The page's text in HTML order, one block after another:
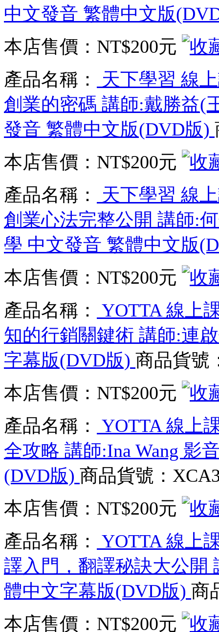
中文發音 繁體中文版
本店售價： NT$200元
產品名稱：
天下學習 線
創業的密碼 講師:戴勝益(
發音 繁體中文版(DVD版)
本店售價： NT$200元
產品名稱：
天下學習 線
創業心法完整公開 講師:
學 中文發音 繁體中文版
本店售價： NT$200元
產品名稱：
YOTTA 線上
知的行銷關鍵術 講師:連
字幕版(DVD版) 商品貨號
本店售價： NT$200元
產品名稱：
YOTTA 線上
全攻略 講師:Ina Wang 影
(DVD版) 商品貨號：
本店售價： NT$200元
產品名稱：
YOTTA 線上
譯入門，翻譯秘訣大公開
體中文字幕版(DVD版) 商
本店售價： NT$200元